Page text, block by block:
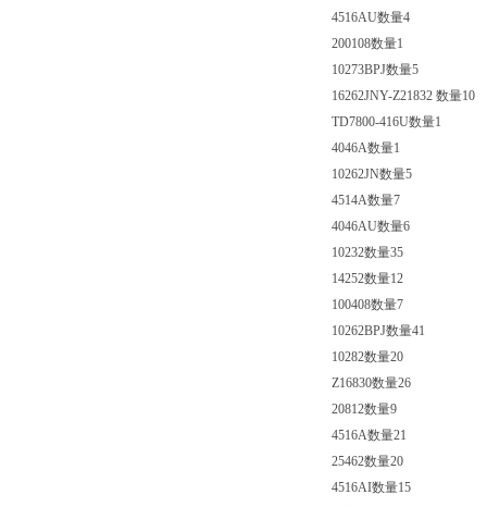
4516AU数量4
200108数量1
10273BPJ数量5
16262JNY-Z21832 数量10
TD7800-416U数量1
4046A数量1
10262JN数量5
4514A数量7
4046AU数量6
10232数量35
14252数量12
100408数量7
10262BPJ数量41
10282数量20
Z16830数量26
20812数量9
4516A数量21
25462数量20
4516AI数量15